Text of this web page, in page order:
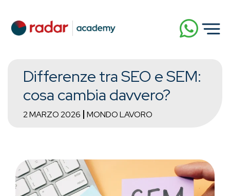
Differenze tra SEO e SEM:
cosa cambia davvero?
2 MARZO 2026 MONDO LAVORO